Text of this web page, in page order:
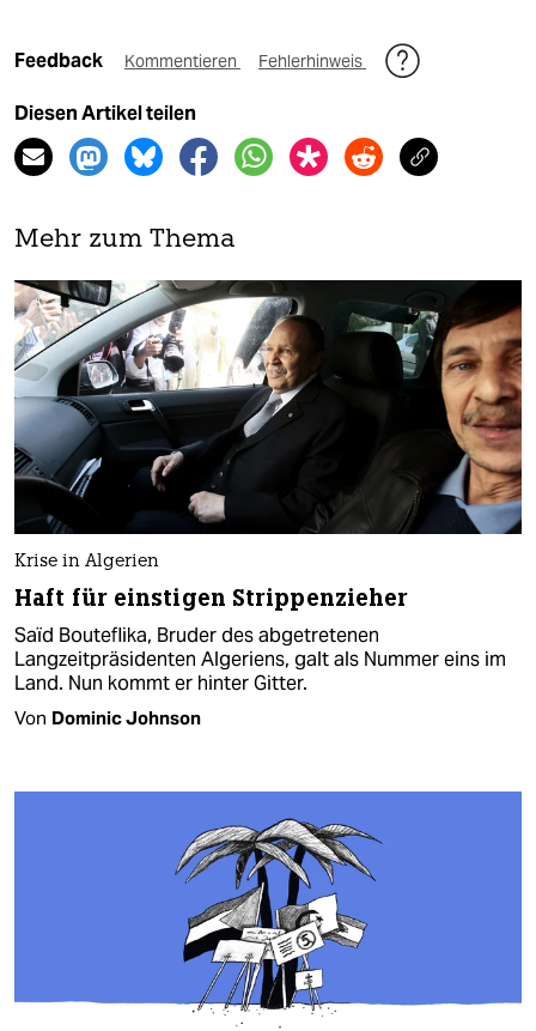
Feedback Kommentieren Fehlerhinweis
Diesen Artikel teilen
Mehr zum Thema
Krise in Algerien
Haft für einstigen Strippenzieher
Saïd Bouteflika, Bruder des abgetretenen
Langzeitpräsidenten Algeriens, galt als Nummer eins im
Land. Nun kommt er hinter Gitter.
Von Dominic Johnson